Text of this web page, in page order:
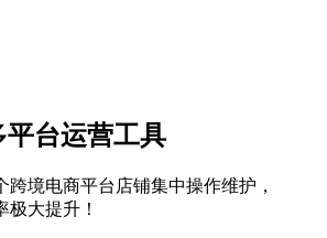
平台运营工具
跨境电商平台店铺集中操作维护，
极大提升！